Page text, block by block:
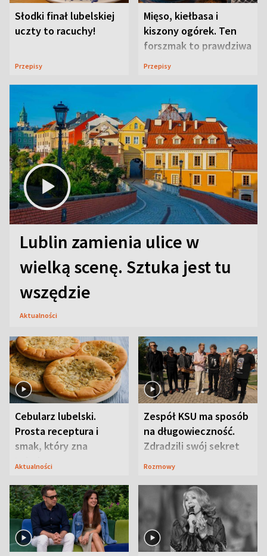
Słodki finał lubelskiej
uczty to racuchy!
Przepisy
Mięso, kiełbasa i
kiszony ogórek. Ten
forszmak to prawdziwa
uczta
Przepisy
Lublin zamienia ulice w
wielką scenę. Sztuka jest tu
wszędzie
Aktualności
Cebularz lubelski.
Prosta receptura i
smak, który zna
Lubelszczyzna
Aktualności
Zespół KSU ma sposób
na długowieczność.
Zdradzili swój sekret
Rozmowy